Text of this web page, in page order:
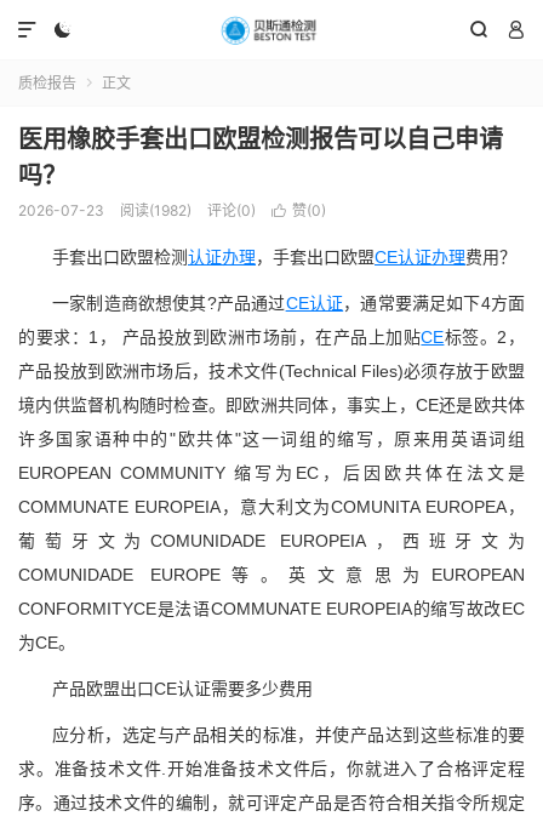
  

质检报告  正文
医用橡胶手套出口欧盟检测报告可以自己申请
吗？
2026-07-23 阅读(1982) 评论(0)  赞(0)
手套出口欧盟检测认证办理，手套出口欧盟CE认证办理费用？
一家制造商欲想使其?‌‌产品通过CE认证，通常要满足如下4方面
的要求：1， 产品投放到欧洲市场前，在产品上加贴CE标签。2，
产品投放到欧洲市场后，技术文件(Technical Files)必须存放于欧盟
境内供监督机构随时检查。即欧洲共同体，事实上，CE还是欧共体
许多国家语种中的"欧共体"这一词组的缩写，原来用英语词组
EUROPEAN COMMUNITY 缩写为EC，后因欧共体在法文是
COMMUNATE EUROPEIA，意大利文为COMUNITA EUROPEA，
葡萄牙文为COMUNIDADE EUROPEIA，西班牙文为
COMUNIDADE EUROPE等。英文意思为EUROPEAN
CONFORMITYCE是法语COMMUNATE EUROPEIA的缩写故改EC
为CE。
产品欧盟出口CE认证需要多少费用
应分析，选定与产品相关的标准，并使产品达到这些标准的要
求。准备技术文件.开始准备技术文件后，你就进入了合格评定程
序。通过技术文件的编制，就可评定产品是否符合相关指令所规定